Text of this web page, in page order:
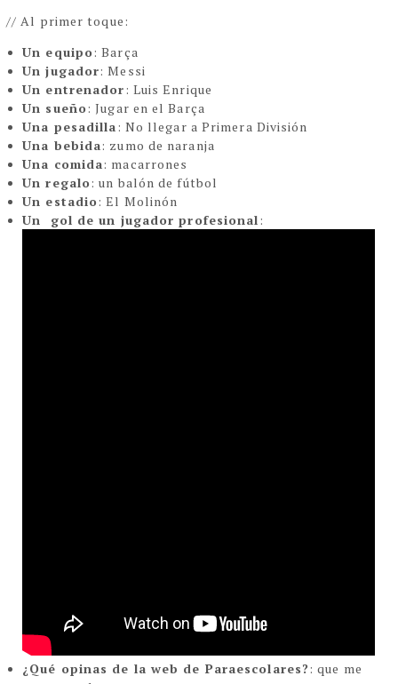
// Al primer toque:
Un equipo: Barça
Un jugador: Messi
Un entrenador: Luis Enrique
Un sueño: Jugar en el Barça
Una pesadilla: No llegar a Primera División
Una bebida: zumo de naranja
Una comida: macarrones
Un regalo: un balón de fútbol
Un estadio: El Molinón
Un gol de un jugador profesional:
¿Qué opinas de la web de Paraescolares?: que me